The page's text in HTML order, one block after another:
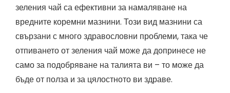
зеления чай са ефективни за намаляване на
вредните коремни мазнини. Този вид мазнини са
свързани с много здравословни проблеми, така че
отпиването от зеления чай може да допринесе не
само за подобряване на талията ви – то може да
бъде от полза и за цялостното ви здраве.